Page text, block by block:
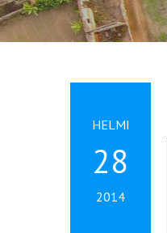
HELMI
28
2014